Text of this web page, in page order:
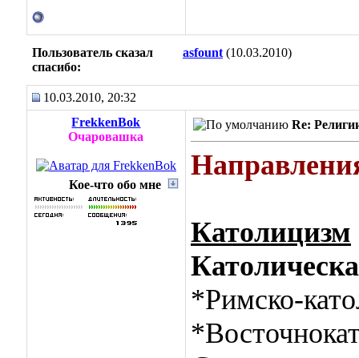
Пользователь сказал
cпасибо:
asfount (10.03.2010)
10.03.2010, 20:32
FrekkenBok
Очаровашка
Кое-что обо мне
Re:
Католицизм
*Римско-